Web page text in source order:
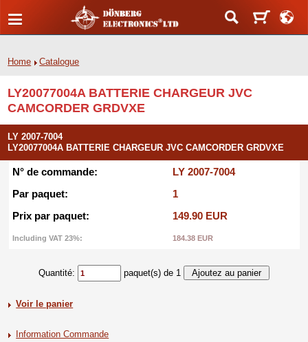
Home Catalogue
LY20077004A BATTERIE CHARGEUR JVC
CAMCORDER GRDVXE
LY 2007-7004
LY20077004A BATTERIE CHARGEUR JVC CAMCORDER GRDVXE
N° de commande:
LY 2007-7004
Par paquet:
1
Prix par paquet:
149.90 EUR
Including VAT 23%: 184.38 EUR
Quantité: paquet(s) de 1
Voir le panier
Information Commande